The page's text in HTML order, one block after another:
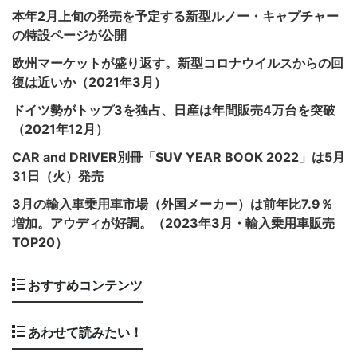
本年2月上旬の発売を予定する新型ルノー・キャプチャー
の特設ページが公開
欧州マーケットが盛り返す。新型コロナウイルスからの回
復は近いか（2021年3月）
ドイツ勢がトップ3を独占、日産は年間販売4万台を突破
（2021年12月）
CAR and DRIVER別冊「SUV YEAR BOOK 2022」は5月
31日（火）発売
3月の輸入車乗用車市場（外国メーカー）は前年比7.9％
増加。アウディが好調。（2023年3月・輸入乗用車販売
TOP20）
おすすめコンテンツ
あわせて読みたい！